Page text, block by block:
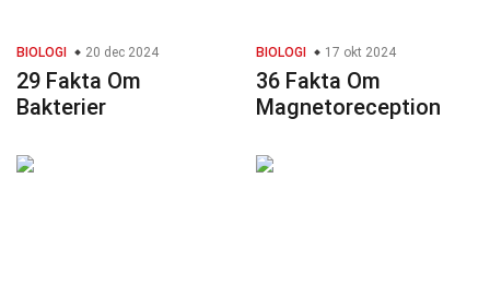
BIOLOGI 20 dec 2024
29 Fakta Om
Bakterier
BIOLOGI 17 okt 2024
36 Fakta Om
Magnetoreception